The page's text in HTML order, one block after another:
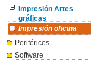
Impresión Artes
gráficas
Impresión oficina
Periféricos
Software